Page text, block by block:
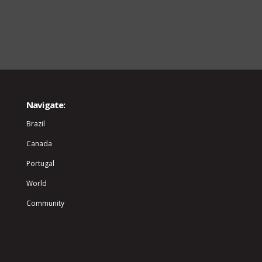
Navigate:
Brazil
Canada
Portugal
World
Community